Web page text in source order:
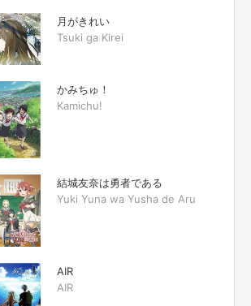
月がきれい
Tsuki ga Kirei
かみちゅ！
Kamichu!
結城友奈は勇者である
Yuki Yuna wa Yusha de Aru
AIR
AIR